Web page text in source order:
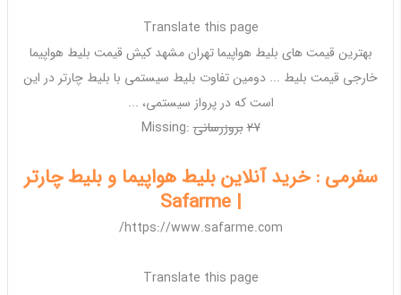
Translate this page
بهترینقیمت های بلیط هواپیما تهران مشهد کیش قیمت بلیط هواپیما
خارجی قیمت بلیط ... دومین تفاوت بلیط سیستمی با بلیط چارتر در این
است که درپرواز سیستمی، ...
Missing:بروزرسانی‎27
سفرمی : خرید آنلاین بلیط هواپیما و بلیط چارتر
| Safarme
https://www.safarme.com/
Translate this page